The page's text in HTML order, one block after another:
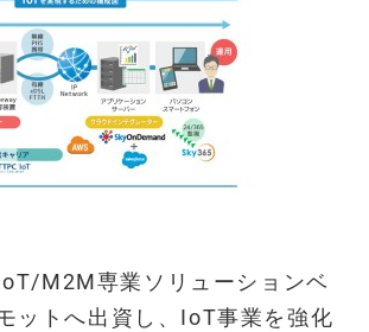
M2M専業ソリューションベ
ットへ出資し、IoT事業を強化